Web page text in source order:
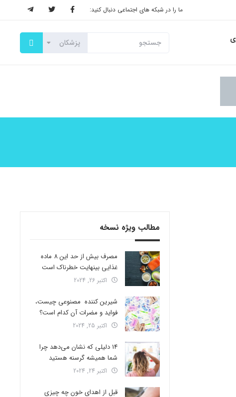
ما را در شبکه های اجتماعی دنبال کنید:
مطالب ویژه نسخه
مصرف بیش از حد این 8 ماده
غذایی بینهایت خطرناک است
اکتبر 26, 2024
شیرین کننده مصنوعی چیست،
فواید و مضرات آن کدام است؟
اکتبر 25, 2024
14 دلیلی که نشان می‌دهد چرا
شما همیشه گرسنه هستید
اکتبر 24, 2024
قبل از اهدای خون چه چیزی